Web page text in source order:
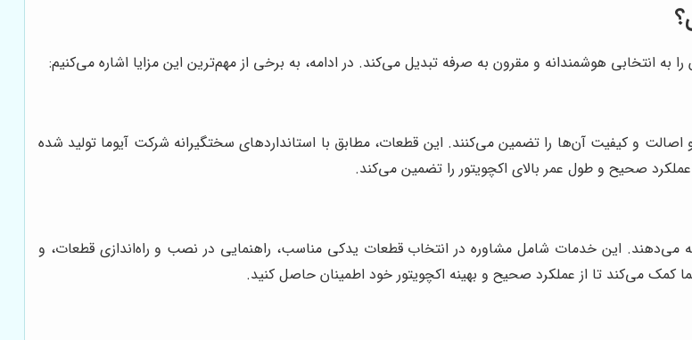
به انتخابی هوشمندانه و مقرون به صرفه تبدیل می‌کند. در ادامه، به برخی از مهم‌ترین این مزایا اشاره می‌کنیم:
و کیفیت آن‌ها را تضمین می‌کنند. این قطعات، مطابق با استانداردهای سختگیرانه شرکت آیوما تولید شده
عملکرد صحیح و طول عمر بالای اکچویتور را تضمین می‌کند.
می‌دهند. این خدمات شامل مشاوره در انتخاب قطعات یدکی مناسب، راهنمایی در نصب و راه‌اندازی قطعات، و
می‌کند تا از عملکرد صحیح و بهینه اکچویتور خود اطمینان حاصل کنید.